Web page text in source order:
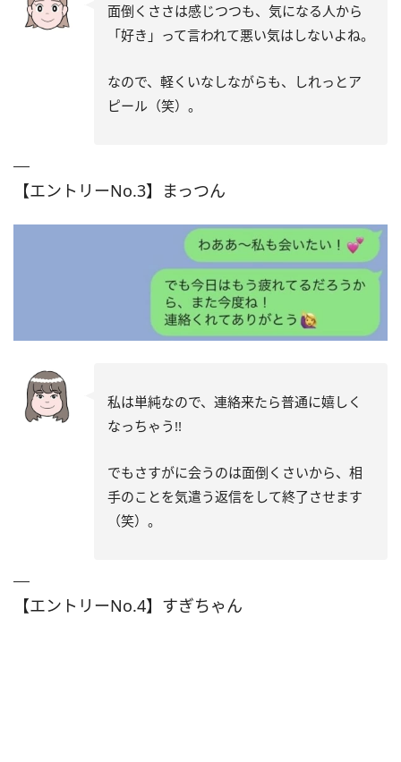
面倒くささは感じつつも、気になる人から
「好き」って言われて悪い気はしないよね。
なので、軽くいなしながらも、しれっとア
ピール（笑）。
【エントリーNo.3】まっつん
私は単純なので、連絡来たら普通に嬉しく
なっちゃう!!
でもさすがに会うのは面倒くさいから、相
手のことを気遣う返信をして終了させます
（笑）。
【エントリーNo.4】すぎちゃん